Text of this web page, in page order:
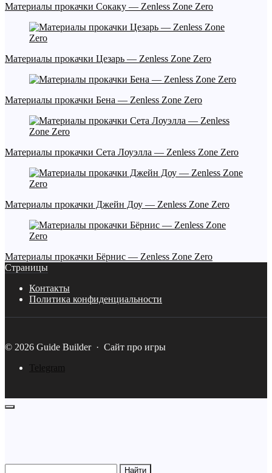
Материалы прокачки Сокаку — Zenless Zone Zero
Материалы прокачки Цезарь — Zenless Zone Zero
Материалы прокачки Бена — Zenless Zone Zero
Материалы прокачки Cета Лоуэлла — Zenless Zone Zero
Материалы прокачки Джейн Доу — Zenless Zone Zero
Материалы прокачки Бёрнис — Zenless Zone Zero
Страницы
Контакты
Политика конфиденциальности
© 2026 Guide Builder· Сайт про игры
Telegram